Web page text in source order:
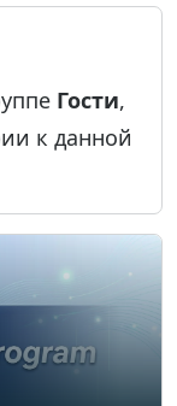
Гости,
к данной